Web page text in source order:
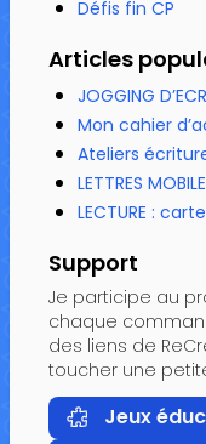
Défis fin CP
Articles
JOGGING
Mon cahier
Ateliers
LETTRES
LECTURE :
Support
Je participe au
chaque
des liens de
toucher une
Jeux